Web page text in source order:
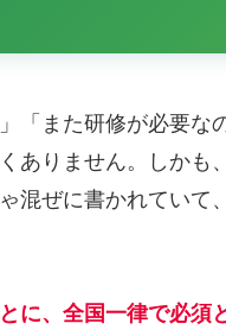
「また研修が必要な
ありません。しかも
混ぜに書かれていて
に、全国一律で必須